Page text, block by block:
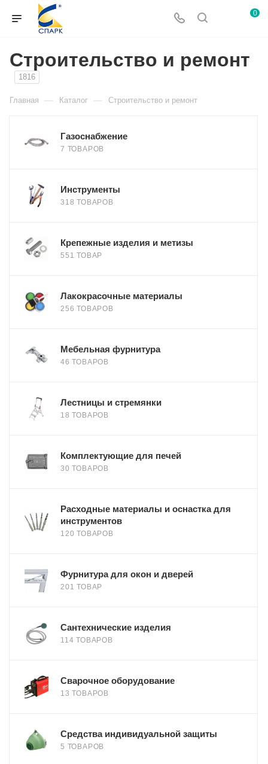
0
Строительство и ремонт
1816
Главная — Каталог — Строительство и ремонт
Газоснабжение
7 ТОВАРОВ
Инструменты
318 ТОВАРОВ
Крепежные изделия и метизы
551 ТОВАР
Лакокрасочные материалы
256 ТОВАРОВ
Мебельная фурнитура
46 ТОВАРОВ
Лестницы и стремянки
18 ТОВАРОВ
Комплектующие для печей
30 ТОВАРОВ
Расходные материалы и оснастка для
инструментов
120 ТОВАРОВ
Фурнитура для окон и дверей
201 ТОВАР
Сантехнические изделия
114 ТОВАРОВ
Сварочное оборудование
13 ТОВАРОВ
Средства индивидуальной защиты
5 ТОВАРОВ